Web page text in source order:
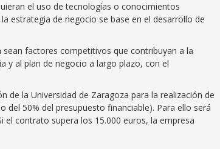
el uso de tecnologías o conocimientos
estrategia de negocio se base en el desarrollo de
factores competitivos que contribuyan a la
y al plan de negocio a largo plazo, con el
de la Universidad de Zaragoza para la realización de
50% del presupuesto financiable). Para ello será
el contrato supera los 15.000 euros, la empresa